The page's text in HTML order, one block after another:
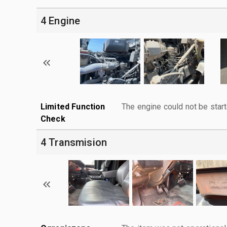
4 Engine
Limited Function
Check
The engine could not be
4 Transmision